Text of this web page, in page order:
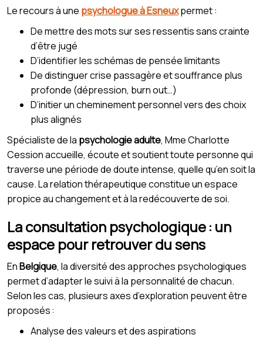
Le recours à une psychologue à Esneuxpermet :
De mettre des mots sur ses ressentis sans crainte
d’être jugé
D’identifier les schémas de pensée limitants
De distinguer crise passagère et souffrance plus
profonde (dépression, burn out…)
D’initier un cheminement personnel vers des choix
plus alignés
Spécialiste de la psychologie adulte, Mme Charlotte
Cession accueille, écoute et soutient toute personne qui
traverse une période de doute intense, quelle qu’en soit la
cause. La relation thérapeutique constitue un espace
propice au changement et à la redécouverte de soi.
La consultation psychologique : un
espace pour retrouver du sens
EnBelgique, la diversité des approches psychologiques
permet d’adapter le suivi à la personnalité de chacun.
Selon les cas, plusieurs axes d’exploration peuvent être
proposés :
Analyse des valeurs et des aspirations